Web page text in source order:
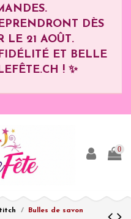
DÈS
LE 21 AOÛT.
ET BELLE
! ✨
0
Bulles de savon